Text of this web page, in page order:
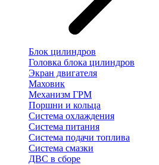
Блок цилиндров
Головка блока цилиндров
Экран двигателя
Маховик
Механизм ГРМ
Поршни и кольца
Система охлаждения
Система питания
Система подачи топлива
Система смазки
ДВС в сборе